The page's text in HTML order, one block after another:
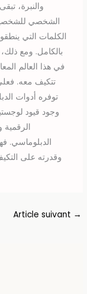
والنبرة،
الشخصي
الكلمات التي
بالكامل. ومع
في هذا العالم
تتكيف معه.
توفره أدوات
وجود قيود
الرقمية
الدبلوماسي.
وقدرته على
Article suivant →